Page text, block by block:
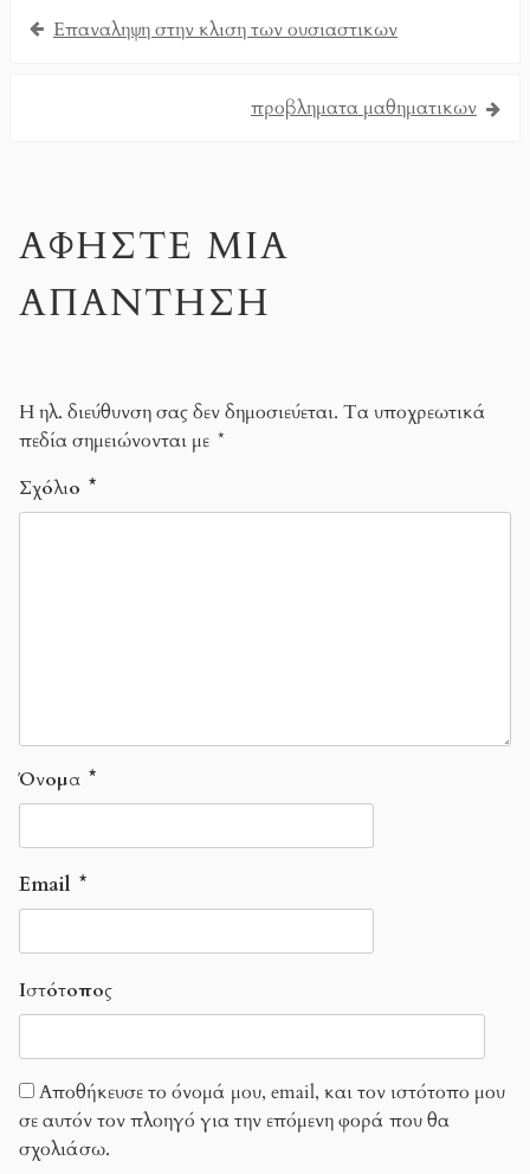
Επαναληψη στην κλιση των ουσιαστικων
προβληματα μαθηματικων
ΑΦΉΣΤΕ ΜΙΑ
ΑΠΆΝΤΗΣΗ
Η ηλ. διεύθυνση σας δεν δημοσιεύεται. Τα υποχρεωτικά
πεδία σημειώνονται με *
Σχόλιο *
Όνομα *
Email *
Ιστότοπος
Αποθήκευσε το όνομά μου, email, και τον ιστότοπο μου
σε αυτόν τον πλοηγό για την επόμενη φορά που θα
σχολιάσω.